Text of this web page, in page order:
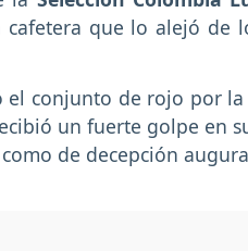
que lo alejó de
conjunto de rojo por
un fuerte golpe en
de decepción